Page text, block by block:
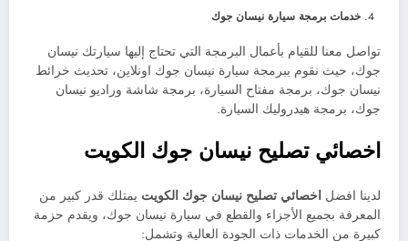
خدمات برمجة سيارة نيسان جوك
تواصل معنا للقيام بأعمال البرمجة التي تحتاج إليها سيارتك نيسان
جوك، حيث نقوم ببرمجة سيارة نيسان جوك اونلاين، تحديث خرائط
نيسان جوك، برمجة مفتاح السيارة، برمجة شاشة وراديو نيسان
جوك، برمجة هيدروليك السيارة.
اخصائي تصليح نيسان جوك الكويت
لدينا افضل اخصائي تصليح نيسان جوك الكويت يمتلك قدر كبير من
المعرفة بجميع الأجزاء والقطع في سيارة نيسان جوك، ويقدم حزمة
كبيرة من الخدمات ذات الجودة العالية وتشمل: